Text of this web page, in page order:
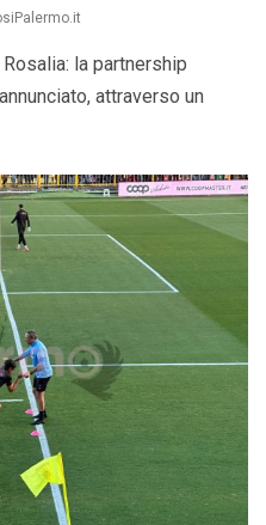
la partnership
attraverso un